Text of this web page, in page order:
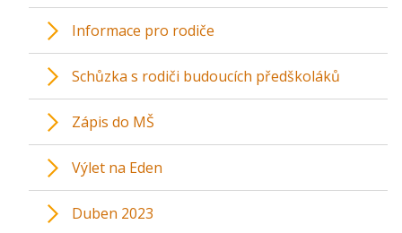
Informace pro rodiče
Schůzka s rodiči budoucích předškoláků
Zápis do MŠ
Výlet na Eden
Duben 2023